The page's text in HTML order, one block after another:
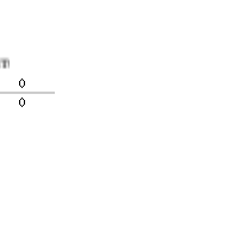
цифровое